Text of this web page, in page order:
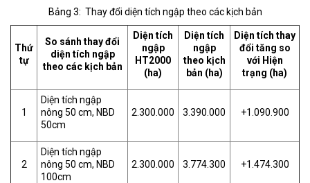
Bảng 3: Thay đổi diện tích ngập theo các kịch bản
Thứ
tự
So sánh thay đổi
diện tích ngập
theo các kịch bản
Diện tích
ngập
HT2000
(ha)
Diện tích
ngập
theo kịch
bản (ha)
Diện tích thay
đổi tăng so
với Hiện
trạng (ha)
1
Diện tích ngập
nông 50 cm, NBD
50cm
2.300.000 3.390.000 +1.090.900
2
Diện tích ngập
nông 50 cm, NBD
100cm
2.300.000 3.774.300 +1.474.300